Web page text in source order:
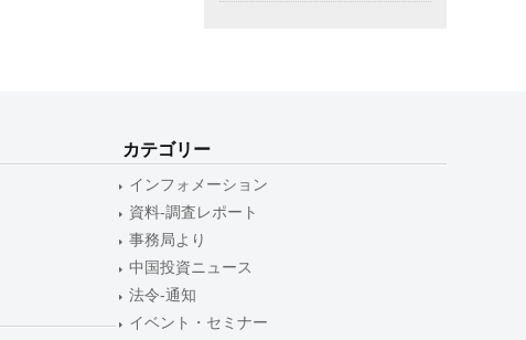
カテゴリー
インフォメーション
資料-調査レポート
事務局より
中国投資ニュース
法令-通知
イベント・セミナー